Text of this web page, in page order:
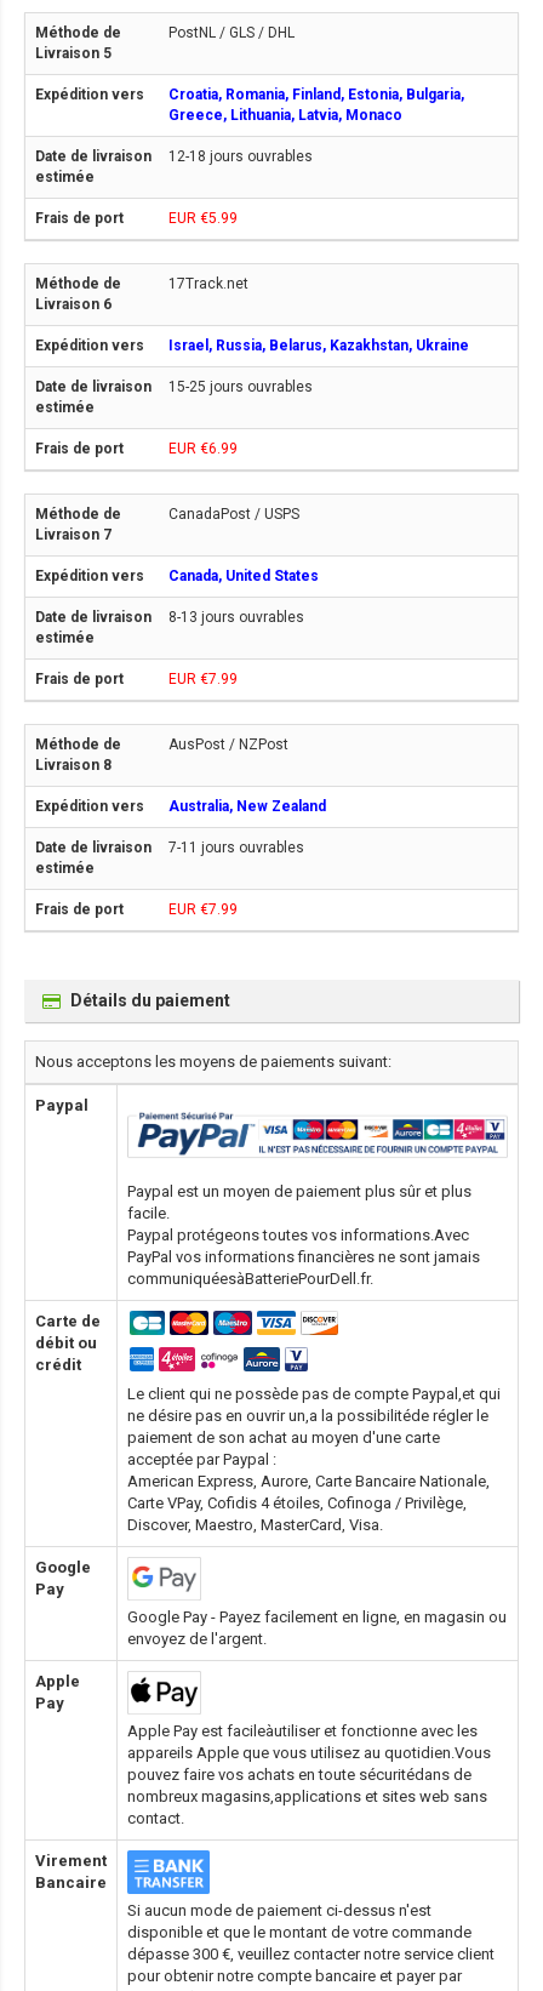
PostNL / GLS / DHL
Croatia, Romania, Finland, Estonia, Bulgaria,
Greece, Lithuania, Latvia, Monaco
12-18 jours ouvrables
EUR €5.99
17Track.net
Israel, Russia, Belarus, Kazakhstan, Ukraine
15-25 jours ouvrables
EUR €6.99
CanadaPost / USPS
Canada, United States
8-13 jours ouvrables
EUR €7.99
AusPost / NZPost
Australia, New Zealand
7-11 jours ouvrables
EUR €7.99
Détails du paiement
Nous acceptons les moyens de paiements suivant:
Paypal
Paypal est un moyen de paiement plus sûr et plus
facile.
Paypal protégeons toutes vos informations.Avec
PayPal vos informations financières ne sont jamais
communiquéesàBatteriePourDell.fr.
Carte de
débit ou
crédit
Le client qui ne possède pas de compte Paypal,et qui
ne désire pas en ouvrir un,a la possibilitéde régler le
paiement de son achat au moyen d'une carte
acceptée par Paypal :
American Express, Aurore, Carte Bancaire Nationale,
Carte VPay, Cofidis 4 étoiles, Cofinoga / Privilège,
Discover, Maestro, MasterCard, Visa.
Google
Pay
Google Pay - Payez facilement en ligne, en magasin ou
envoyez de l'argent.
Apple
Pay
Apple Pay est facileàutiliser et fonctionne avec les
appareils Apple que vous utilisez au quotidien.Vous
pouvez faire vos achats en toute sécuritédans de
nombreux magasins,applications et sites web sans
contact.
Virement
Bancaire
Si aucun mode de paiement ci-dessus n'est
disponible et que le montant de votre commande
dépasse 300 €, veuillez contacter notre service client
pour obtenir notre compte bancaire et payer par